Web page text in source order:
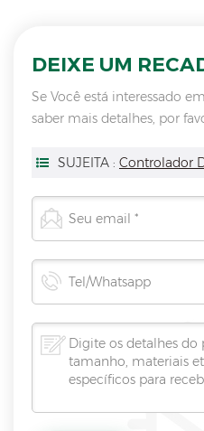
DEIXE UM
Se Você está interessado
saber mais detalhes, por
SUJEITA : Controlador